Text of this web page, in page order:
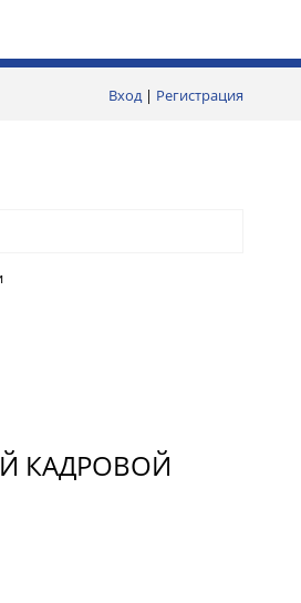
Вход| Регистрация
КАДРОВОЙ